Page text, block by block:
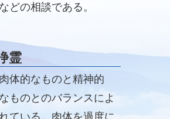
どの相談である。
霊
体的なものと精神的
ものとのバランスによ